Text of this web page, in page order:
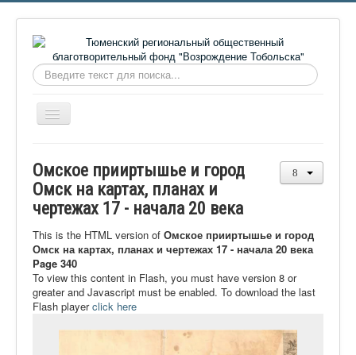
Искать...
Включить/
выключить
О фонде
Онлайн библиотека
Видеоматериалы
Контакты
Сайт проекта Достоевский
Ермаковополе.рф
Омское прииртышье и город
Омск на картах, планах и
чертежах 17 - начала 20 века
This is the HTML version of Омское прииртышье и город
Омск на картах, планах и чертежах 17 - начала 20 века
Page 340
To view this content in Flash, you must have version 8 or
greater and Javascript must be enabled. To download the last
Flash playerclick here